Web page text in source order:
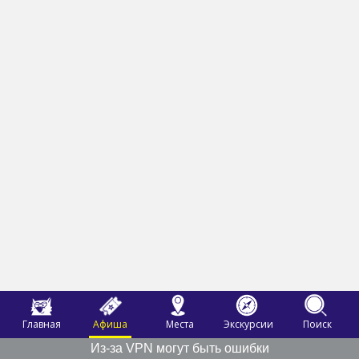
Главная Афиша Места Экскурсии
Поиск
Из-за VPN могут быть ошибки